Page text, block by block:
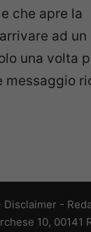
che apre la
ad un
una volta
messaggio
Disclaimer -
10, 00141